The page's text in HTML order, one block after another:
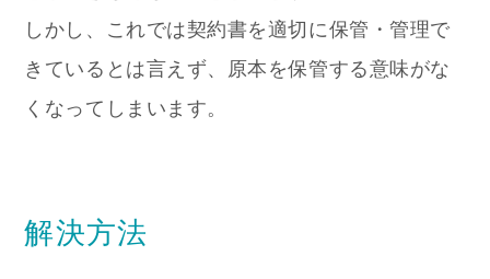
しかし、これでは契約書を適切に保管・管理で
きているとは言えず、原本を保管する意味がな
くなってしまいます。
解決方法